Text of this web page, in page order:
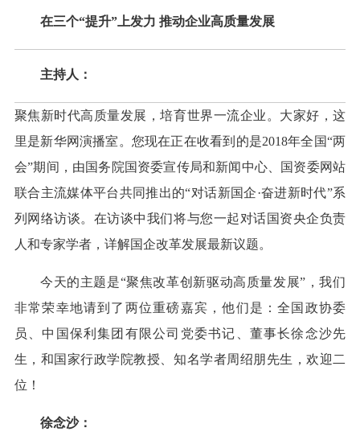
在三个“提升”上发力 推动企业高质量发展
主持人：
聚焦新时代高质量发展，培育世界一流企业。大家好，这
里是新华网演播室。您现在正在收看到的是2018年全国“两
会”期间，由国务院国资委宣传局和新闻中心、国资委网站
联合主流媒体平台共同推出的“对话新国企·奋进新时代”系
列网络访谈。在访谈中我们将与您一起对话国资央企负责
人和专家学者，详解国企改革发展最新议题。
今天的主题是“聚焦改革创新驱动高质量发展”，我们
非常荣幸地请到了两位重磅嘉宾，他们是：全国政协委
员、中国保利集团有限公司党委书记、董事长徐念沙先
生，和国家行政学院教授、知名学者周绍朋先生，欢迎二
位！
徐念沙：